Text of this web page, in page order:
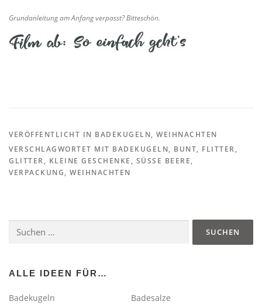
Grundanleitung am Anfang verpasst? Bitteschön.
VERÖFFENTLICHT IN BADEKUGELN, WEIHNACHTEN
VERSCHLAGWORTET MIT BADEKUGELN, BUNT, FLITTER,
GLITTER, KLEINE GESCHENKE , SÜSSE BEERE
,
VERPACKUNG, WEIHNACHTEN
nach:
ALLE IDEEN FÜR…
Badekugeln
Badesalze